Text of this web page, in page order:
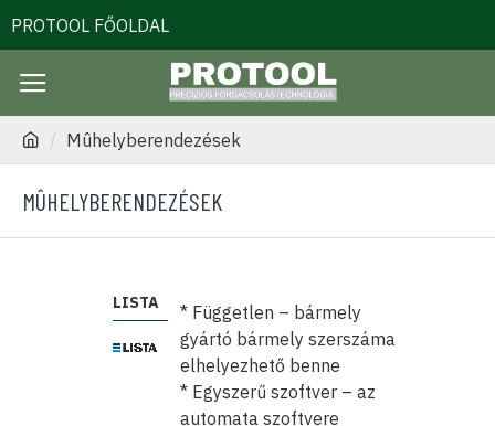
PROTOOL FŐOLDAL
Mûhelyberendezések
MÛHELYBERENDEZÉSEK
LISTA
* Független – bármely
gyártó bármely szerszáma
elhelyezhető benne
* Egyszerű szoftver – az
automata szoftvere